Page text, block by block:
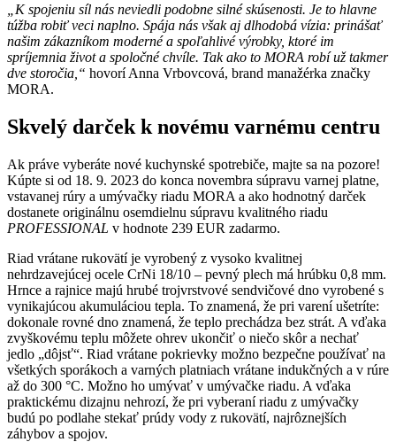
„K spojeniu síl nás neviedli podobne silné skúsenosti. Je to hlavne
túžba robiť veci naplno. Spája nás však aj dlhodobá vízia: prinášať
našim zákazníkom moderné a spoľahlivé výrobky, ktoré im
spríjemnia život a spoločné chvíle. Tak ako to MORA robí už takmer
dve storočia,“ hovorí Anna Vrbovcová, brand manažérka značky
MORA.
Skvelý darček k novému varnému centru
Ak práve vyberáte nové kuchynské spotrebiče, majte sa na pozore!
Kúpte si od 18. 9. 2023 do konca novembra súpravu varnej platne,
vstavanej rúry a umývačky riadu MORA a ako hodnotný darček
dostanete originálnu osemdielnu súpravu kvalitného riadu
PROFESSIONAL v hodnote 239 EUR zadarmo.
Riad vrátane rukovätí je vyrobený z vysoko kvalitnej
nehrdzavejúcej ocele CrNi 18/10 – pevný plech má hrúbku 0,8 mm.
Hrnce a rajnice majú hrubé trojvrstvové sendvičové dno vyrobené s
vynikajúcou akumuláciou tepla. To znamená, že pri varení ušetríte:
dokonale rovné dno znamená, že teplo prechádza bez strát. A vďaka
zvyškovému teplu môžete ohrev ukončiť o niečo skôr a nechať
jedlo „dôjsť“. Riad vrátane pokrievky možno bezpečne používať na
všetkých sporákoch a varných platniach vrátane indukčných a v rúre
až do 300 °C. Možno ho umývať v umývačke riadu. A vďaka
praktickému dizajnu nehrozí, že pri vyberaní riadu z umývačky
budú po podlahe stekať prúdy vody z rukovätí, najrôznejších
záhybov a spojov.